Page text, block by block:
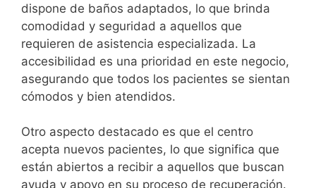
dispone de baños adaptados, lo que brinda
comodidad y seguridad a aquellos que
requieren de asistencia especializada. La
accesibilidad es una prioridad en este negocio,
asegurando que todos los pacientes se sientan
cómodos y bien atendidos.
Otro aspecto destacado es que el centro
acepta nuevos pacientes, lo que significa que
están abiertos a recibir a aquellos que buscan
ayuda y apoyo en su proceso de recuperación.